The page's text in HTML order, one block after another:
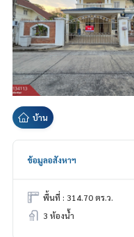
บ้าน
ข้อมูลอสังหาฯ
พื้นที่ : 314.70 ตร.ว.
3 ห้องน้ำ